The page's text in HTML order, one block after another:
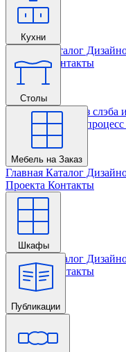
Кухни
Главная Каталог
Проекта Контакты
Столы
Главная Столы из слэба
Кастомизации и процесс
Мебель на Заказ
Главная Каталог
Проекта Контакты
Шкафы
Главная Каталог
Проекта Контакты
Публикации
Главная